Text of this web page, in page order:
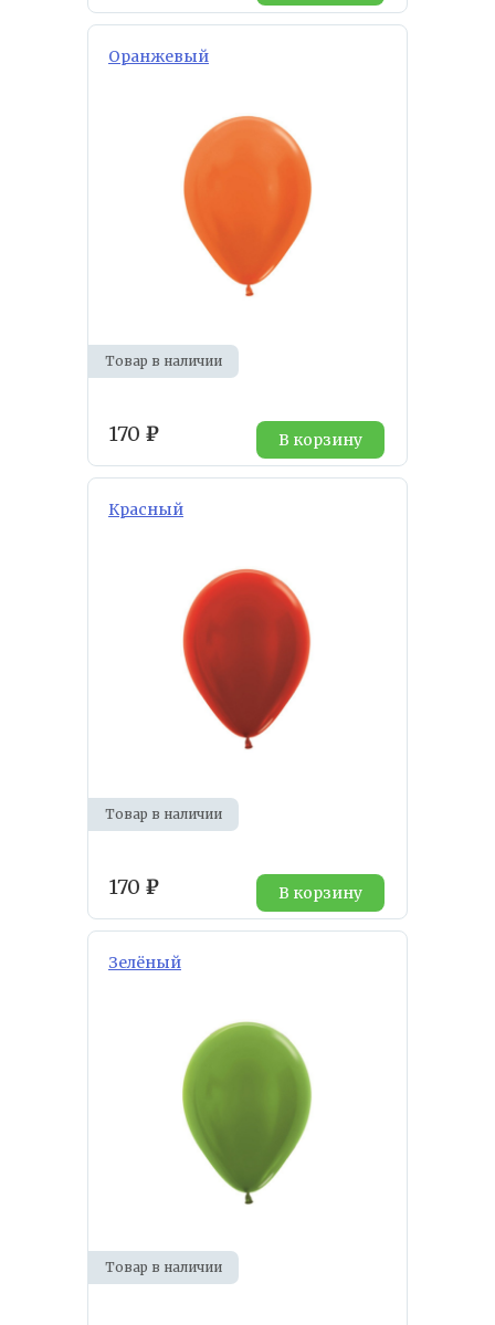
Оранжевый
Товар в наличии
170 ₽ В корзину
Красный
Товар в наличии
170 ₽ В корзину
Зелёный
Товар в наличии